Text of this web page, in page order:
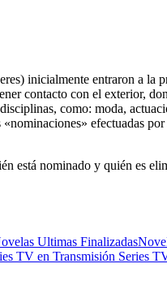
inicialmente entraron a
contacto con el exterior,
como: moda,
efectuadas
está nominado y quién es
Ultimas Finalizadas
TV en Transmisión Series